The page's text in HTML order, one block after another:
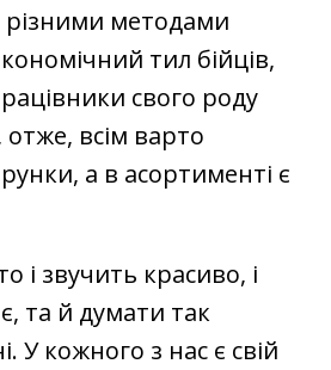
різними методами
тил бійців,
свого роду
отже, всім варто
а в асортименті є
і звучить красиво, і
та й думати так
У кожного з нас є свій